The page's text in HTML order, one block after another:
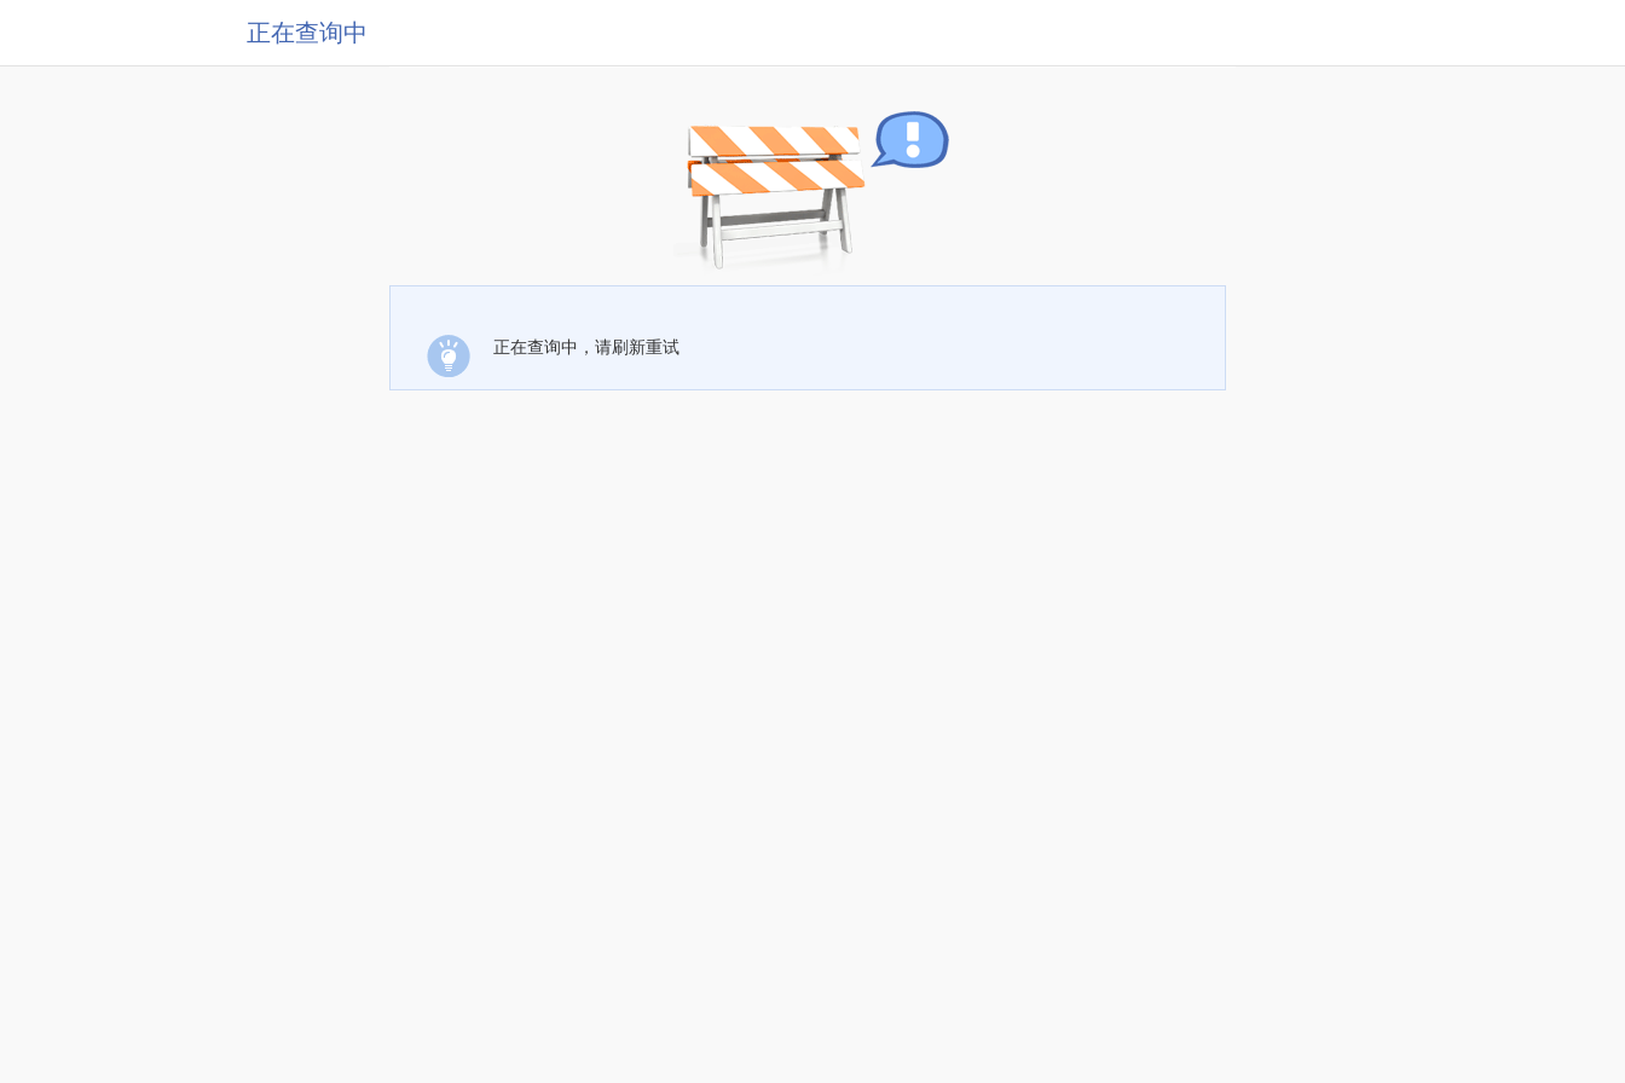
正在查询中
正在查询中，请刷新重试